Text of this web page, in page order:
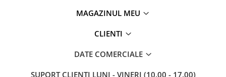
MAGAZINUL MEU
CLIENTI
DATE COMERCIALE
SUPORT CLIENTI LUNI - VINERI (10.00 - 17.00)